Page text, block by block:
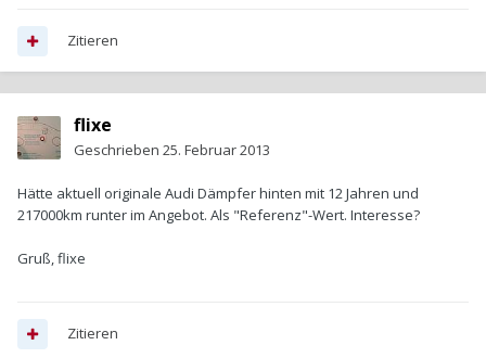
Zitieren
flixe
Geschrieben 25. Februar 2013
Hätte aktuell originale Audi Dämpfer hinten mit 12 Jahren und
217000km runter im Angebot. Als "Referenz"-Wert. Interesse?
Gruß, flixe
Zitieren